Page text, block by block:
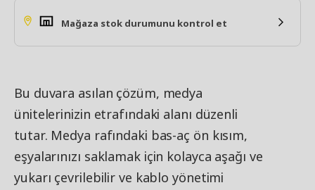
Mağaza stok durumunu kontrol et
Bu duvara asılan çözüm, medya
ünitelerinizin etrafındaki alanı düzenli
tutar. Medya rafındaki bas-aç ön kısım,
eşyalarınızı saklamak için kolayca aşağı ve
yukarı çevrilebilir ve kablo yönetimi